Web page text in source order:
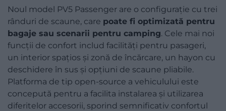
Noul model PV5 Passenger are o configurație cu trei
rânduri de scaune, care poate fi optimizată pentru
bagaje sau scenarii pentru camping. Cele mai noi
funcții de confort includ facilități pentru pasageri,
un interior spațios și zonă de încărcare, un hayon cu
deschidere în sus și opțiuni de scaune pliabile.
Platforma de tip open-source a vehiculului este
concepută pentru a facilita instalarea și utilizarea
diferitelor accesorii, sporind semnificativ confortul